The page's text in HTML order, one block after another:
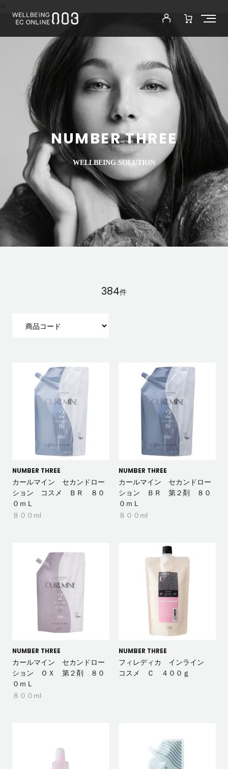
NUMBER THREE
WELLBEING SOLUTION
384件
NUMBER THREE
カールマイン セカンドロー
ション コスメ ＢＲ ８０
０ｍＬ
８００ml
NUMBER THREE
カールマイン セカンドロー
ション ＢＲ 第２剤 ８０
０ｍＬ
８００ml
NUMBER THREE
カールマイン セカンドロー
ション ＯＸ 第２剤 ８０
０ｍＬ
８００ml
NUMBER THREE
フィレディカ インライン
コスメ Ｃ ４００ｇ